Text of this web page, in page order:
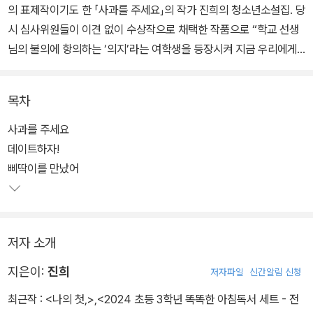
의 표제작이기도 한 「사과를 주세요」의 작가 진희의 청소년소설집. 당
시 심사위원들이 이견 없이 수상작으로 채택한 작품으로 “학교 선생
님의 불의에 항의하는 ‘의지’라는 여학생을 등장시켜 지금 우리에게
으로 읽히는 작품이다”라는 극찬을 받으며 당당히 수상 작품집의 표
제작으로 선정되었다.
청소년소설집 『데이트하자!』는 「사과를 주세요」를 포함하여 다섯 편
의 단편소설을 한데 엮었다. 「사과를 주세요」의 주인공인 의지의 친
하지 못했던 자신만의 이야기들을 다른 단편의 주인공이 되어 재잘재
잘 들려준다.
다섯 작품을 모두 아우르는 구조적 완결성을 유지하는 이유는 단순히
목차
사과를 주세요
데이트하자!
삐딱이를 만났어
저자 소개
지은이: 진희 저자파일 신간알림 신청
최근작 : <나의 첫,> <2024 초등 3학년 똑똑한 아침독서 세트 - 전